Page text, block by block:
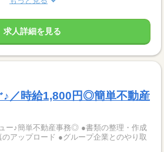
求人詳細を見る
♪／時給1,800円◎簡単不動産
ー♪簡単不動産事務◎ ●書類の整理・作成
アップロード ●グループ企業とのやり取